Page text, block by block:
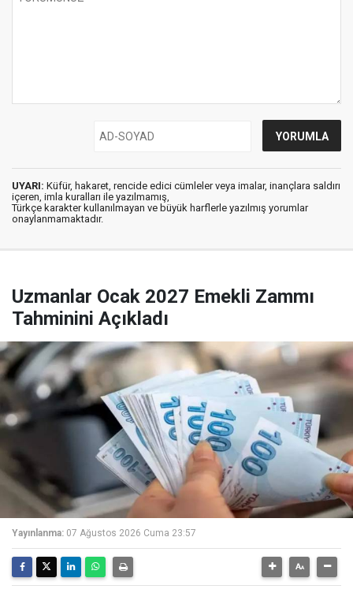
UYARI: Küfür, hakaret, rencide edici cümleler veya imalar, inançlara saldırı
içeren, imla kuralları ile yazılmamış,
Türkçe karakter kullanılmayan ve büyük harflerle yazılmış yorumlar
onaylanmamaktadır.
Uzmanlar Ocak 2027 Emekli Zammı
Tahminini Açıkladı
Yayınlanma: 07 Ağustos 2026 Cuma 23:57